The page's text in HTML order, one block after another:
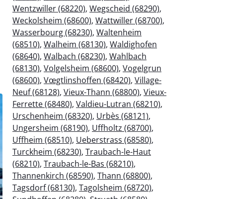
Wentzwiller (68220), Wegscheid (68290),
Weckolsheim (68600), Wattwiller (68700),
Wasserbourg (68230), Waltenheim
(68510), Walheim (68130), Waldighofen
(68640), Walbach (68230), Wahlbach
(68130), Volgelsheim (68600), Vogelgrun
(68600), Vœgtlinshoffen (68420), Village-
Neuf (68128), Vieux-Thann (68800), Vieux-
Ferrette (68480), Valdieu-Lutran (68210),
Urschenheim (68320), Urbès (68121),
Ungersheim (68190), Uffholtz (68700),
Uffheim (68510), Ueberstrass (68580),
Turckheim (68230), Traubach-le-Haut
(68210), Traubach-le-Bas (68210),
Thannenkirch (68590), Thann (68800),
Tagsdorf (68130), Tagolsheim (68720),